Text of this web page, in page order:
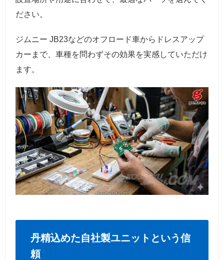
ださい。
ジムニー JB23などのオフロード車からドレスアップ
カーまで、車種を問わずその効果を実感していただけ
ます。
丹精込めた自社製ユニットという信
頼